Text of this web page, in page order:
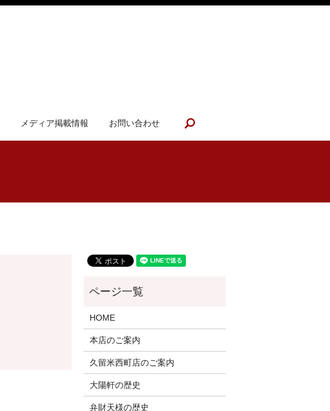
メディア掲載情報 お問い合わせ
HOME
本店のご案内
久留米西町店のご案内
大陽軒の歴史
弁財天様の歴史